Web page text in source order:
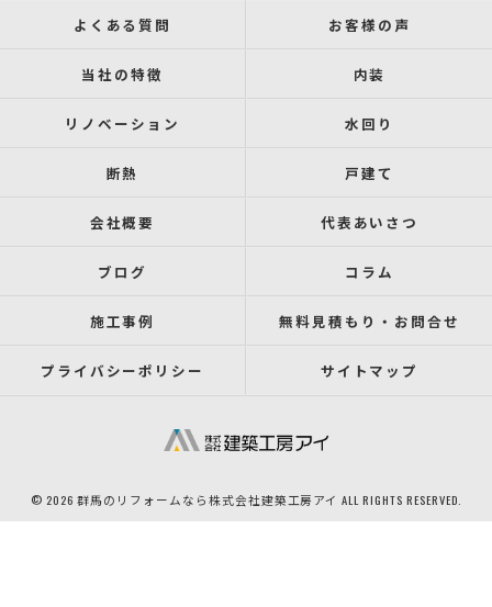
よくある質問 お客様の声
当社の特徴 内装
リノベーション 水回り
断熱 戸建て
会社概要 代表あいさつ
ブログ コラム
施工事例 無料見積もり・お問合せ
プライバシーポリシー サイトマップ
© 2026 群馬のリフォームなら株式会社建築工房アイ ALL RIGHTS RESERVED.